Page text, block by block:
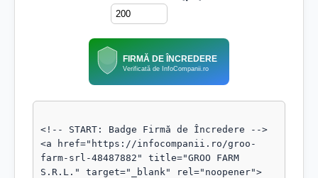
FIRMĂ DE ÎNCREDERE
Verificată de InfoCompanii.ro
<!-- START: Badge Firmă de Încredere -->
<a href="https://infocompanii.ro/groo-
farm-srl-48487882" title="GROO FARM
S.R.L." target="_blank" rel="noopener">